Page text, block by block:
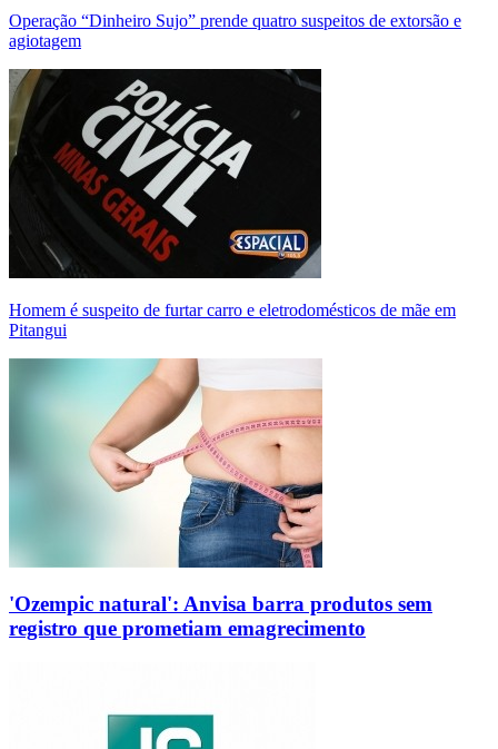
Operação “Dinheiro Sujo” prende quatro suspeitos de extorsão e
agiotagem
Homem é suspeito de furtar carro e eletrodomésticos de mãe em
Pitangui
'Ozempic natural': Anvisa barra produtos sem
registro que prometiam emagrecimento